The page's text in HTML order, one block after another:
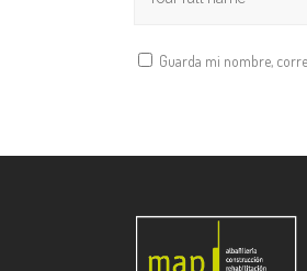
Guarda mi nombre,